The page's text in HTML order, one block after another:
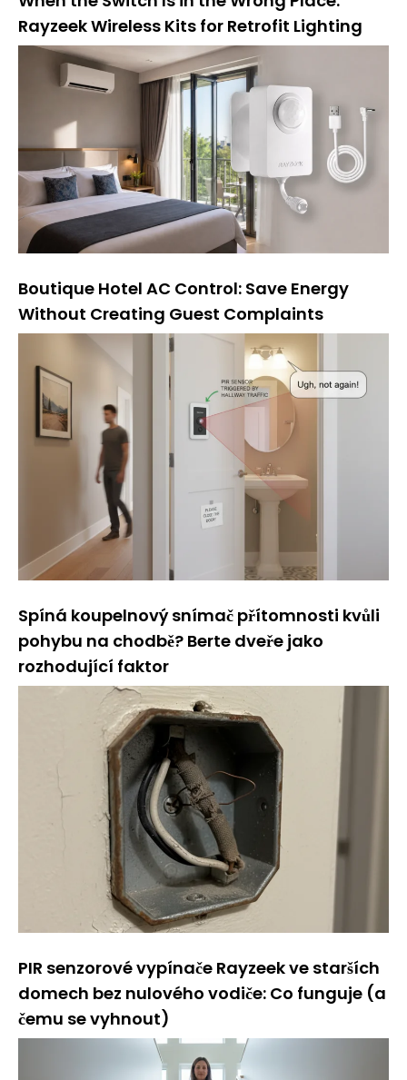
Rayzeek Wireless Kits for Retrofit Lighting
Boutique Hotel AC Control: Save Energy
Without Creating Guest Complaints
Spíná koupelnový snímač přítomnosti kvůli
pohybu na chodbě? Berte dveře jako
rozhodující faktor
PIR senzorové vypínače Rayzeek ve starších
domech bez nulového vodiče: Co funguje (a
čemu se vyhnout)